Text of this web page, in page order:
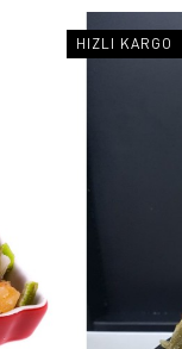
HIZLI KARGO